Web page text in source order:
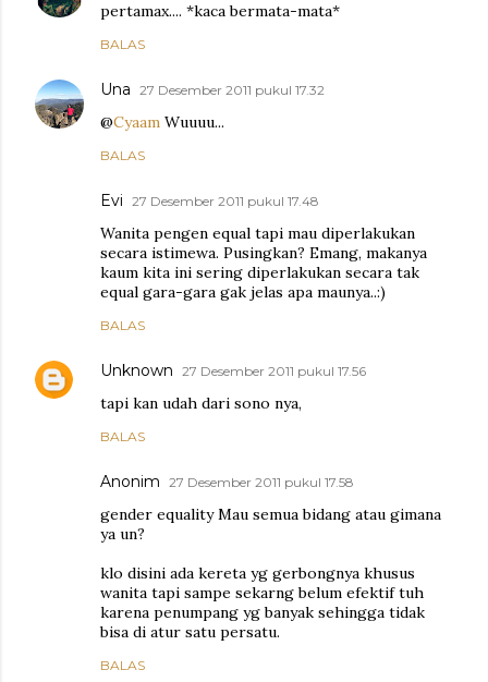
pertamax.... *kaca bermata-mata*
BALAS
Una 27 Desember 2011 pukul 17.32
@Cyaam Wuuuu...
BALAS
Evi 27 Desember 2011 pukul 17.48
Wanita pengen equal tapi mau diperlakukan
secara istimewa. Pusingkan? Emang, makanya
kaum kita ini sering diperlakukan secara tak
equal gara-gara gak jelas apa maunya..:)
BALAS
Unknown 27 Desember 2011 pukul 17.56
tapi kan udah dari sono nya,
BALAS
Anonim 27 Desember 2011 pukul 17.58
gender equality Mau semua bidang atau gimana
ya un?
klo disini ada kereta yg gerbongnya khusus
wanita tapi sampe sekarng belum efektif tuh
karena penumpang yg banyak sehingga tidak
bisa di atur satu persatu.
BALAS